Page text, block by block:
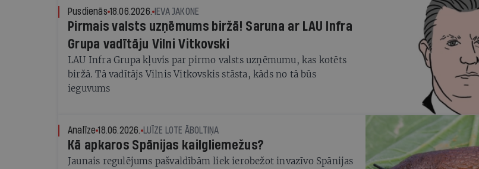
Pusdienās 18.06.2026. IEVA JAKONE
Pirmais valsts uzņēmums biržā! Saruna ar LAU Infra
Grupa vadītāju Vilni Vitkovski
LAU Infra Grupa kļuvis par pirmo valsts uzņēmumu, kas kotēts
biržā. Tā vadītājs Vilnis Vitkovskis stāsta, kāds no tā būs
ieguvums
Analīze 18.06.2026. LUĪZE LOTE ĀBOLTIŅA
Kā apkaros Spānijas kailgliemežus?
Jaunais regulējums pašvaldībām liek ierobežot invazīvo Spānijas